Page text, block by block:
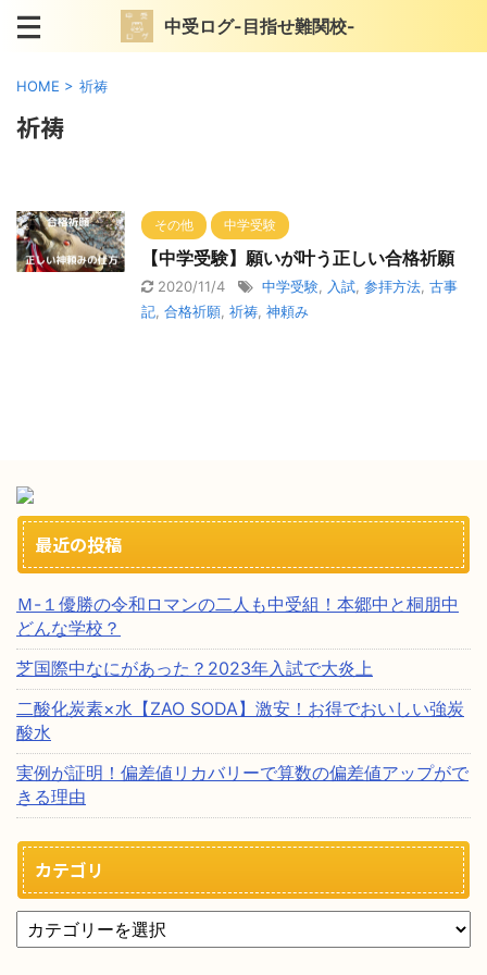
中受ログ-目指せ難関校-
HOME > 祈祷
祈祷
その他 中学受験
【中学受験】願いが叶う正しい合格祈願
2020/11/4 中学受験 入試 参拝方法 古事
記 合格祈願 祈祷 神頼み
最近の投稿
Ｍ-１優勝の令和ロマンの二人も中受組！本郷中と桐朋中
どんな学校？
芝国際中なにがあった？2023年入試で大炎上
二酸化炭素×水【ZAO SODA】激安！お得でおいしい強炭
酸水
実例が証明！偏差値リカバリーで算数の偏差値アップがで
きる理由
カテゴリ